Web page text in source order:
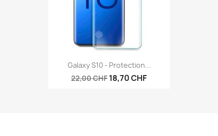
Galaxy S10 - Protection...
22,00 CHF 18,70 CHF